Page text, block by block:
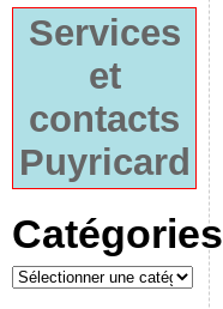
Services
et
contacts
Puyricard
Catégories